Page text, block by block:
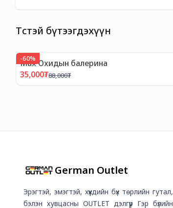
Төстэй бүтээгдэхүүн
-60%
Мах Охидын балерина
35,000₮88,000₮
German Outlet
Эрэгтэй, эмэгтэй, хүүхдийн бүх төрлийн гутал,
бэлэн хувцасны OUTLET дэлгүүр Гэр бүлийн